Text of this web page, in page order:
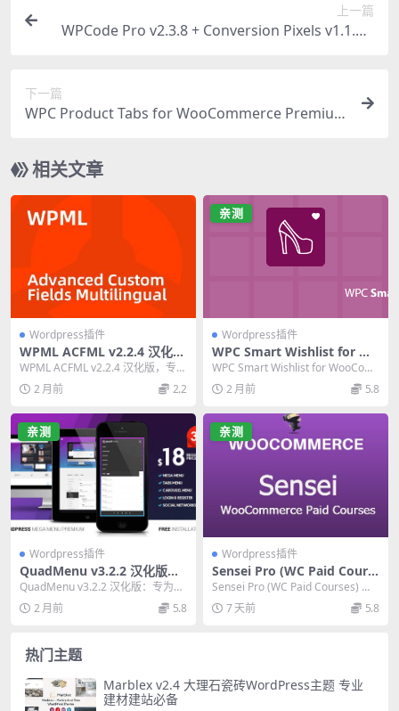
上一篇
WPCode Pro v2.3.8 + Conversion Pixels v1.1.9 –
下一篇
WPC Product Tabs for WooCommerce Premium
相关文章
Wordpress插件
WPML ACFML v2.2.4 汉化
版：ACF自定义字段多语言拓
展插件必备指南
WPML ACFML v2.2.4 汉化版，专为
ACF 自定义字段多语言翻译设...
2 月前 2.2
亲测
Wordpress插件
WPC Smart Wishlist for Wo
oCommerce Premium 终极
指南：提升商店转化率的必备
插件
WPC Smart Wishlist for WooCom
merce Premi...
2 月前 5.8
亲测
Wordpress插件
QuadMenu v3.2.2 汉化版：
主题开发者必备的超级菜单W
ordPress插件
QuadMenu v3.2.2 汉化版：专为W
ordPress开发者打造的超级菜...
2 月前 5.8
亲测
Wordpress插件
Sensei Pro (WC Paid Cours
es) 4.26.2.1.24.8 官方版Woo
Commerce付费课程插件
Sensei Pro (WC Paid Courses) 是
WooCommerc...
7 天前 5.8
热门主题
Marblex v2.4 大理石瓷砖WordPress主题 专业
建材建站必备